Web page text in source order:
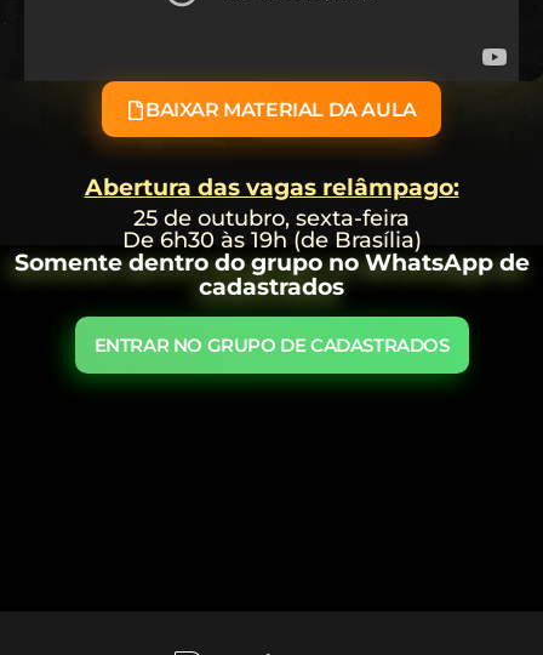
BAIXAR MATERIAL DA AULA
Abertura das vagas relâmpago:
25 de outubro, sexta-feira
De 6h30 às 19h (de Brasília)
Somente dentro do grupo no WhatsApp de
cadastrados
ENTRAR NO GRUPO DE CADASTRADOS